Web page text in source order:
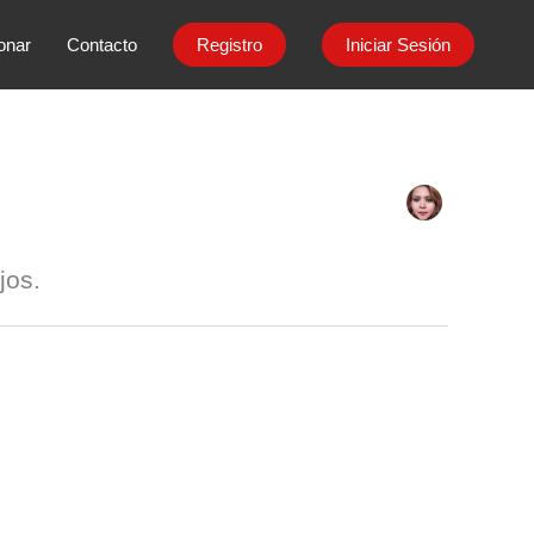
Contacto Registro Iniciar Sesión